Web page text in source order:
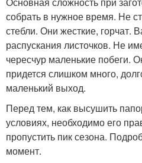
собрать в нужное время. Не
стебли. Они жесткие, горчат.
распускания листочков. Не
чересчур маленькие побеги.
придется слишком много,
маленький выход.
Перед тем, как высушить
условиях, необходимо его
пропустить пик сезона.
момент.